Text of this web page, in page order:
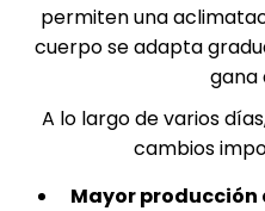
permiten una
cuerpo se adapta
gana
A lo largo de varios
cambios
Mayor producción